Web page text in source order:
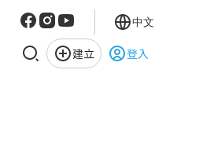
建立 登入
中文